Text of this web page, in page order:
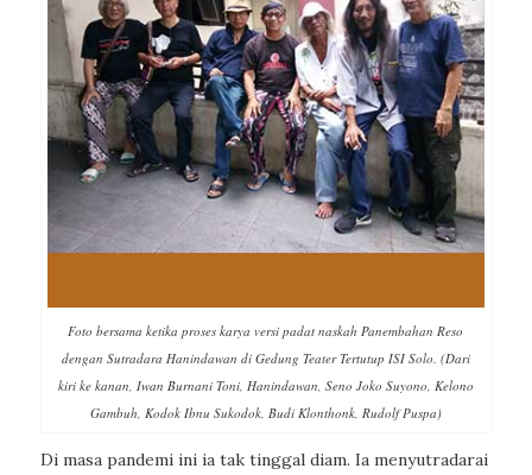
Foto bersama ketika proses karya versi padat naskah Panembahan Reso
dengan Sutradara Hanindawan di Gedung Teater Tertutup ISI Solo. (Dari
kiri ke kanan, Iwan Burnani Toni, Hanindawan, Seno Joko Suyono, Kelono
Gambuh, Kodok Ibnu Sukodok, Budi Klonthonk, Rudolf Puspa)
Di masa pandemi ini ia tak tinggal diam. Ia menyutradarai